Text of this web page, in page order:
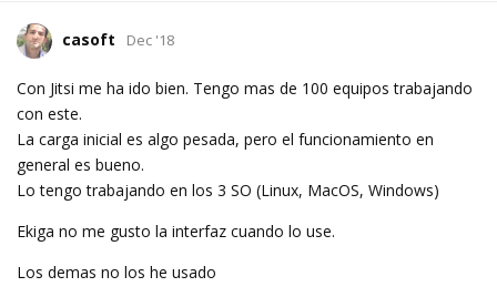
casoft Dec '18
Con Jitsi me ha ido bien. Tengo mas de 100 equipos trabajando
con este.
La carga inicial es algo pesada, pero el funcionamiento en
general es bueno.
Lo tengo trabajando en los 3 SO (Linux, MacOS, Windows)
Ekiga no me gusto la interfaz cuando lo use.
Los demas no los he usado